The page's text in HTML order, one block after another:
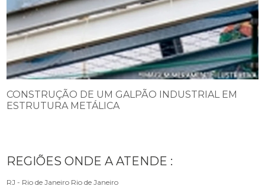
CONSTRUÇÃO DE UM GALPÃO INDUSTRIAL EM
ESTRUTURA METÁLICA
REGIÕES ONDE A ATENDE :
RJ - Rio de Janeiro Rio de Janeiro